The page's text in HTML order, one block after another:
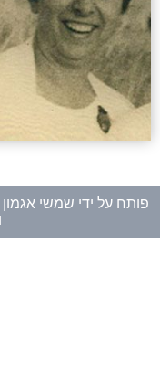
פותח על ידי שמשי אגמון